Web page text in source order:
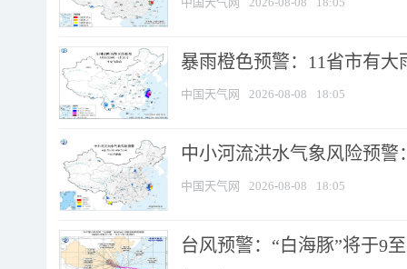
暴雨橙色预警：11省市有
中国天气网 2026-08-08 18:05
中小河流洪水气象风险预
中国天气网 2026-08-08 18:05
台风预警：“白海豚”将于9